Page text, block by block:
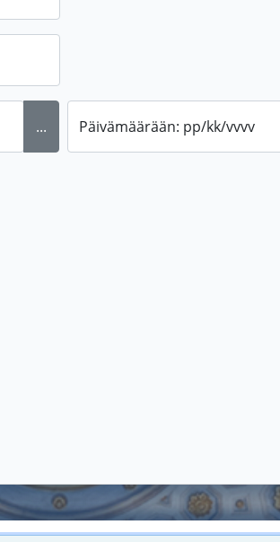
... Päivämäärään: pp/kk/vvvv